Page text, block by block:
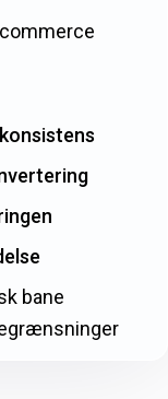
bane